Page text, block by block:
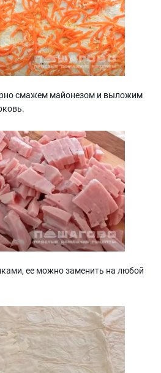
смажем майонезом и выложим
ее можно заменить на любой